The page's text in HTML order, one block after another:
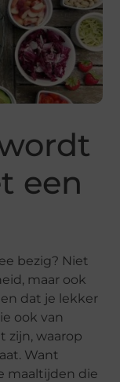
een
bezig? Niet
maar ook
dat je lekker
ook van
zijn, waarop
Want
maaltijden die